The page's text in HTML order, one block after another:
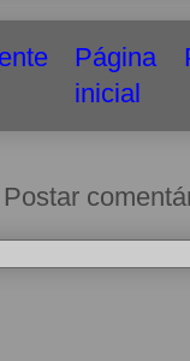
Página
inicial
Postar